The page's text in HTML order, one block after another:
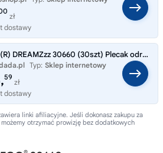
zł
dostawy
LEGO(R) DREAMZzz 30660 (30szt) Plecak odrzutowy z dopalaczami Zoey & Pajęcza ucieczka Z-Bloba i Bunc
Typ: Sklep internetowy
59
zł
dostawy
linki afiliacyjne. Jeśli dokonasz zakupu za
otrzymać prowizję bez dodatkowych